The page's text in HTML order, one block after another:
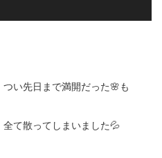
つい先日まで満開だった🌸も
全て散ってしまいました💦